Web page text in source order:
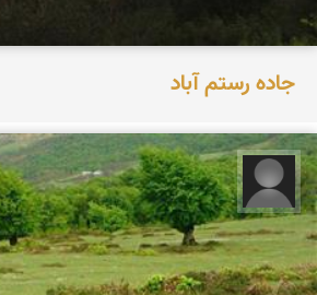
جاده رستم آباد
مجید حاجی پور‍‍‍